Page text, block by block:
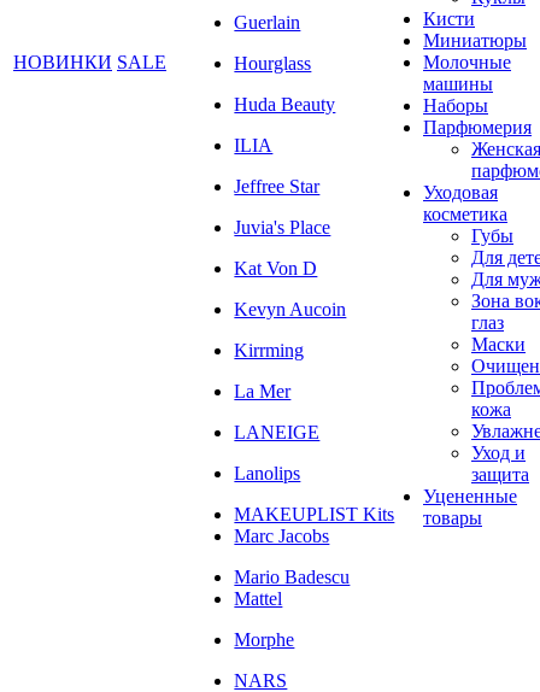
НОВИНКИ SALE
Guerlain
Hourglass
Huda Beauty
ILIA
Jeffree Star
Juvia's Place
Kat Von D
Kevyn Aucoin
Kirrming
La Mer
LANEIGE
Lanolips
MAKEUPLIST Kits
Marc Jacobs
Mario Badescu
Mattel
Morphe
NARS
Кисти
Миниатюры
Молочные
машины
Наборы
Парфюмерия
Женская
Уходовая
косметика
Губы
Для
Для
Зона
глаз
Маски
кожа
Уход и
защита
Уцененные
товары